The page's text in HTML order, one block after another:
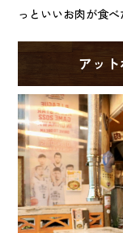
っといいお肉が食
アッ